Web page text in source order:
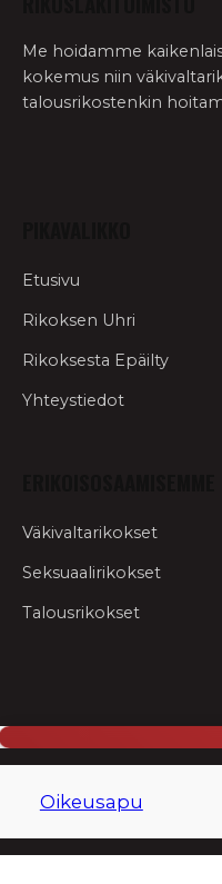
Me hoidamme
kokemus niin
talousrikostenkin
Etusivu
Rikoksen Uhri
Rikoksesta Epäilty
Yhteystiedot
Väkivaltarikokset
Seksuaalirikokset
Talousrikokset
Siirry
sisältöönOikeusapu